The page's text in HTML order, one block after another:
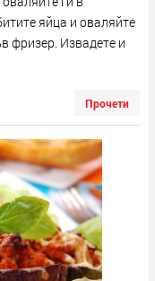
яйца и оваляйте
фризер. Извадете и
Прочети